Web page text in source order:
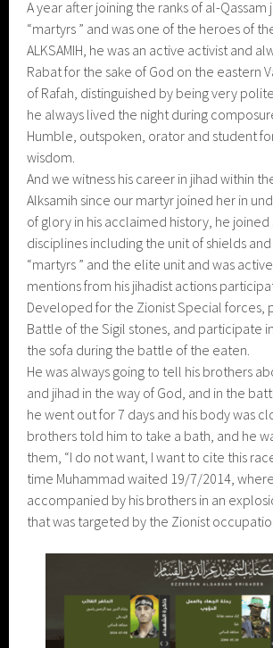
A year after joining the ranks of al-
“martyrs ” and was one of the heroes of
ALKSAMIH, he was an active activist and
Rabat for the sake of God on the eastern
of Rafah, distinguished by being very
he always lived the night during
Humble, outspoken, orator and student
wisdom.
And we witness his career in jihad within
Alksamih since our martyr joined her in
of glory in his acclaimed history, he joined
disciplines including the unit of shields
“martyrs ” and the elite unit and was
mentions from his jihadist actions
Developed for the Zionist Special forces,
Battle of the Sigil stones, and participate
the sofa during the battle of the eaten.
He was always going to tell his brothers
and jihad in the way of God, and in the
he went out for 7 days and his body was
brothers told him to take a bath, and he
them, “I do not want, I want to cite this
time Muhammad waited 19/7/2014,
accompanied by his brothers in an
that was targeted by the Zionist